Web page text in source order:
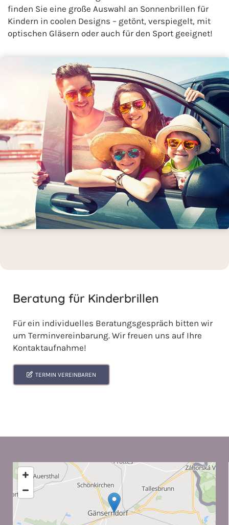
finden Sie eine große Auswahl an Sonnenbrillen für
Kindern in coolen Designs – getönt, verspiegelt, mit
optischen Gläsern oder auch für den Sport geeignet!
Beratung für Kinderbrillen
Für ein individuelles Beratungsgespräch bitten wir
um Terminvereinbarung. Wir freuen uns auf Ihre
Kontaktaufnahme!
TERMIN VEREINBAREN